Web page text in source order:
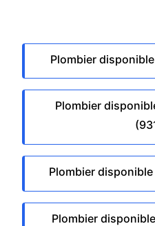
Plombier
Plombier
Plombier
Plombier